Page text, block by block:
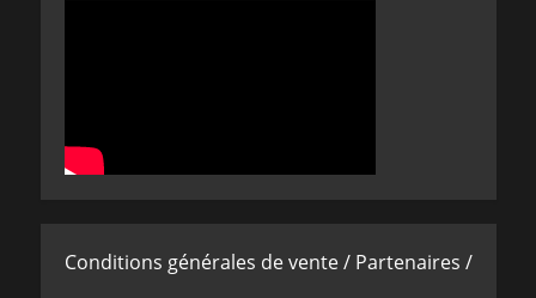
Conditions générales de vente / Partenaires /